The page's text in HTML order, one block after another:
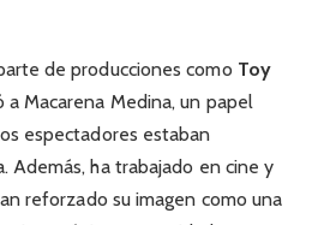
de producciones como Toy
Macarena Medina, un papel
espectadores estaban
Además, ha trabajado en cine y
reforzado su imagen como una